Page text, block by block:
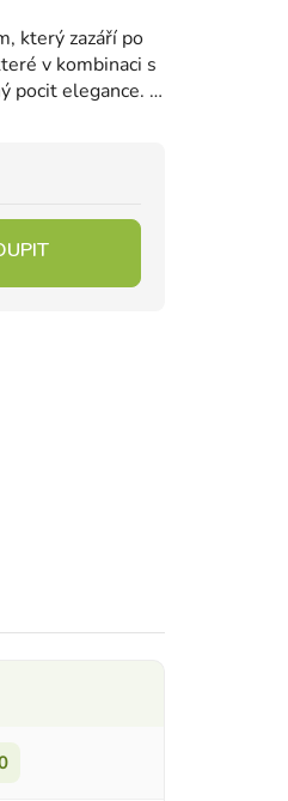
který zazáří po
v kombinaci s
pocit elegance. K